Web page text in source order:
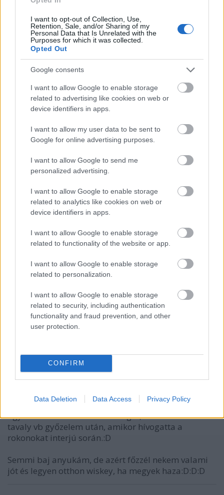
I want to opt-out of Collection, Use,
Retention, Sale, and/or Sharing of my
Personal Data that Is Unrelated with the
Purposes for which it was collected.
Opted Out
Google consents
I want to allow Google to enable storage
related to advertising like cookies on web or
device identifiers in apps.
I want to allow my user data to be sent to
Google for online advertising purposes.
I want to allow Google to send me
personalized advertising.
I want to allow Google to enable storage
related to analytics like cookies on web or
device identifiers in apps.
I want to allow Google to enable storage
related to functionality of the website or app.
I want to allow Google to enable storage
related to personalization.
I want to allow Google to enable storage
related to security, including authentication
functionality and fraud prevention, and other
user protection.
CONFIRM
Data Deletion Data Access Privacy Policy
életet menthet...
serjtankian
17 éve
először tán anyámat hívom fel hogy jól vagyok, nem
17 éve
kislo (törölt)
17 éve
@serjtankian: :D kössz! ezen sokat röhögtem,de
Today05
17 éve
@serjtankian: kivéve ha több millió dollárt
(többszázmillió forintot) keresel évente, és benne van
a szerződésedben, hogy mindent a tvnézőkért...
amúgy értem, hogy miről beszélsz, én is előbb
17 éve
Egyszerre is lehet intézni a dolgot, mint Ovecskin a
tavaly vb győzelem után, amikor hívogatta a
rokonokat interjú során.:D
Semmi baj anyukám, de azért főzzél nekem valami
jót és legyen otthon wiskey, ha megyek haza:D:D:D